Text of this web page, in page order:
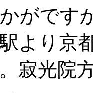
がです
より京
寂光院